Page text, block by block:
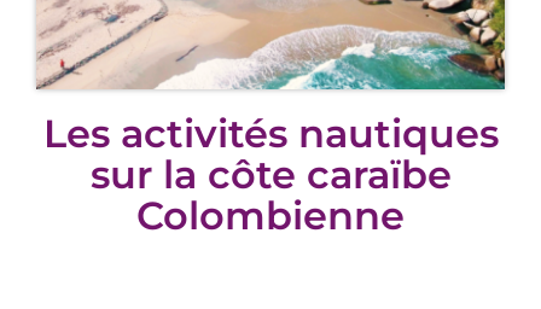
Les activités nautiques
sur la côte caraïbe
Colombienne